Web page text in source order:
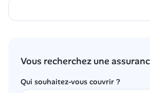
Vous recherchez une
Qui souhaitez-vous couvrir ?